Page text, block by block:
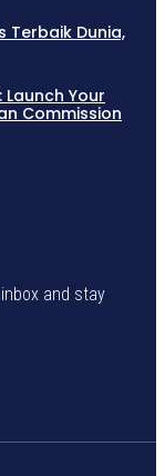
Terbaik Dunia,
Launch Your
Commission
and stay